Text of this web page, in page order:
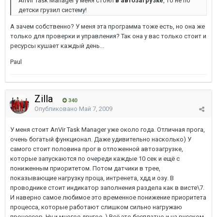
детски грузил систему!
А зачем собственно? У меня эта программа тоже есть, но она же
только для проверки и управления? Так она у вас только стоит и
ресурсы кушает каждый день...
Paul
Zilla 340
Опубликовано Май 7, 2009
У меня стоит AnVir Task Manager уже около года. Отличная прога,
очень богатый функционал. Даже удивительно насколько) У
самого стоит половина прог в отложенной автозагрузке,
которые запускаются по очереди каждые 10 сек и ещё с
пониженным приоритетом. Потом датчики в трее,
показывающие нагрузку проца, интренета, хдд и озу. В
проводнике стоит индикатор заполнения раздела как в висте\7.
И наверно самое любимое это временное понижение приоритета
процесса, которые работают слишком сильно нагружаю